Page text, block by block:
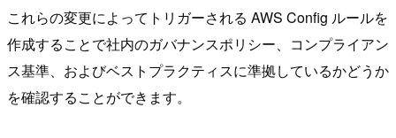
これらの変更によってトリガーされる AWS Config ルールを
作成することで社内のガバナンスポリシー、コンプライアン
ス基準、およびベストプラクティスに準拠しているかどうか
を確認することができます。